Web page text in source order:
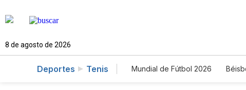
8 de agosto de 2026
Deportes Tenis Mundial de Fútbol 2026